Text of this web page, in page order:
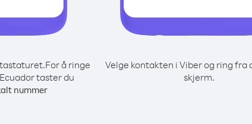
For å ringe
taster du
nummer
Velge kontakten i Viber og ring fra
skjerm.